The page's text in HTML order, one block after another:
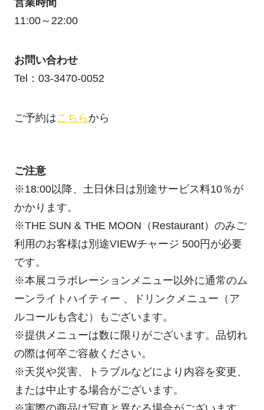
11:00～22:00
お問い合わせ
Tel：03-3470-0052
ご予約はこちらから
ご注意
※18:00以降、土日休日は別途サービス料10％が
かかります。
※THE SUN & THE MOON（Restaurant）のみご
利用のお客様は別途VIEWチャージ 500円が必要
です。
※本展コラボレーションメニュー以外に通常のム
ーンライトハイティー 、ドリンクメニュー（ア
ルコールも含む）もございます。
※提供メニューは数に限りがございます。品切れ
の際は何卒ご容赦ください。
※天災や災害、トラブルなどにより内容を変更、
または中止する場合がございます。